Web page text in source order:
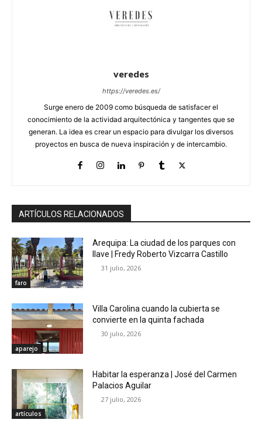
veredes
https://veredes.es/
Surge enero de 2009 como búsqueda de satisfacer el
conocimiento de la actividad arquitectónica y tangentes que se
generan. La idea es crear un espacio para divulgar los diversos
proyectos en busca de nueva inspiración y de intercambio.
ARTÍCULOS RELACIONADOS
faro
Arequipa: La ciudad de los parques con
llave | Fredy Roberto Vizcarra Castillo
31 julio, 2026
aparejo
Villa Carolina cuando la cubierta se
convierte en la quinta fachada
30 julio, 2026
artículos
Habitar la esperanza | José del Carmen
Palacios Aguilar
27 julio, 2026